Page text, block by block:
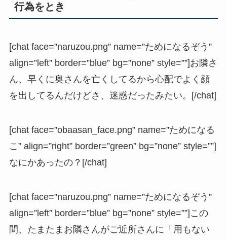
行為をとき
[chat face=”naruzou.png” name=”ためになるぞう”
align=”left” border=”blue” bg=”none” style=””]お隣さ
ん、早くに奥さんを亡くしてるから心配でよく顔
を出してるんだけどさ、迷惑だったみたい。[/chat]
[chat face=”obaasan_face.png” name=”ためになる
こ” align=”right” border=”green” bg=”none” style=””]
なにかあったの？[/chat]
[chat face=”naruzou.png” name=”ためになるぞう”
align=”left” border=”blue” bg=”none” style=””]この
間、たまたまお隣さんがご近所さんに「用もない